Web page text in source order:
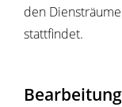
den
stattfindet.